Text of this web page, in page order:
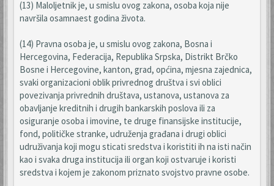
(13) Maloljetnik je, u smislu ovog zakona, osoba koja nije
navršila osamnaest godina života.
(14) Pravna osoba je, u smislu ovog zakona, Bosna i
Hercegovina, Federacija, Republika Srpska, Distrikt Brčko
Bosne i Hercegovine, kanton, grad, općina, mjesna zajednica,
svaki organizacioni oblik privrednog društva i svi oblici
povezivanja privrednih društava, ustanova, ustanova za
obavljanje kreditnih i drugih bankarskih poslova ili za
osiguranje osoba i imovine, te druge finansijske institucije,
fond, političke stranke, udruženja građana i drugi oblici
udruživanja koji mogu sticati sredstva i koristiti ih na isti način
kao i svaka druga institucija ili organ koji ostvaruje i koristi
sredstva i kojem je zakonom priznato svojstvo pravne osobe.